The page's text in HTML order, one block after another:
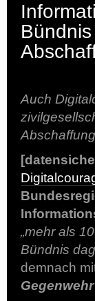
Auch
„mehr als
Bündnis
demnach
Gegenwehr